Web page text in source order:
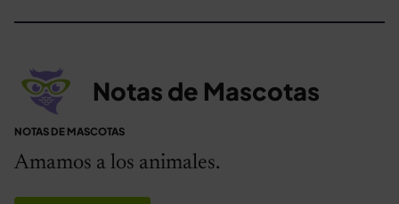
Notas de Mascotas
NOTAS DE MASCOTAS
Amamos a los animales.